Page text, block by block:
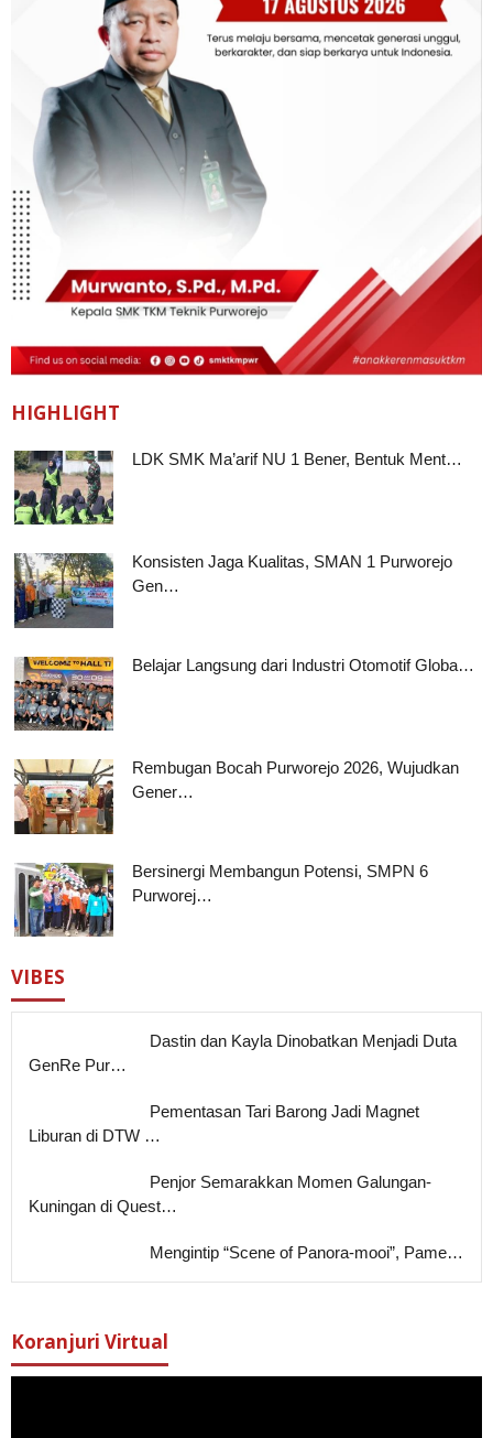
HIGHLIGHT
LDK SMK Ma’arif NU 1 Bener, Bentuk Ment…
Konsisten Jaga Kualitas, SMAN 1 Purworejo
Gen…
Belajar Langsung dari Industri Otomotif Globa…
Rembugan Bocah Purworejo 2026, Wujudkan
Gener…
Bersinergi Membangun Potensi, SMPN 6
Purworej…
VIBES
Dastin dan Kayla Dinobatkan Menjadi Duta
GenRe Pur…
Pementasan Tari Barong Jadi Magnet
Liburan di DTW …
Penjor Semarakkan Momen Galungan-
Kuningan di Quest…
Mengintip “Scene of Panora-mooi”, Pame…
Koranjuri Virtual